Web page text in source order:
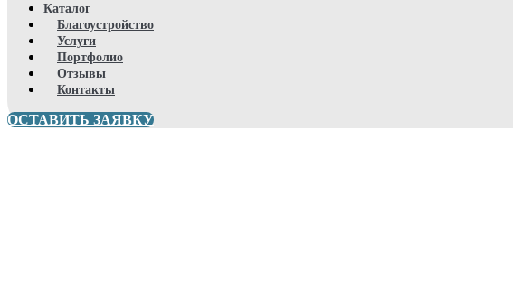
Каталог
Благоустройство
Услуги
Портфолио
Отзывы
Контакты
ОСТАВИТЬ ЗАЯВКУ